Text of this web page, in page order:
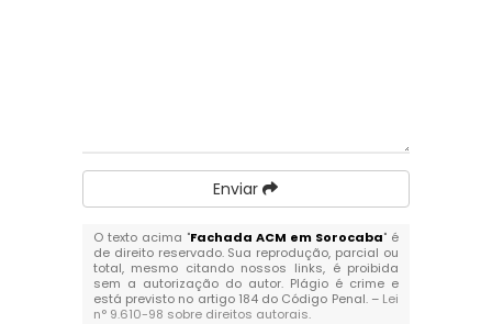
Enviar
O texto acima "Fachada ACM em Sorocaba" é
de direito reservado. Sua reprodução, parcial ou
total, mesmo citando nossos links, é proibida
sem a autorização do autor. Plágio é crime e
está previsto no artigo 184 do Código Penal. – Lei
n° 9.610-98 sobre direitos autorais.